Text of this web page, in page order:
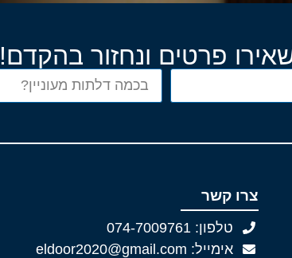
פרטים ונחזור בהקדם!
צרו קשר
טלפון: 074-7009761
אימייל: eldoor2020@gmail.com